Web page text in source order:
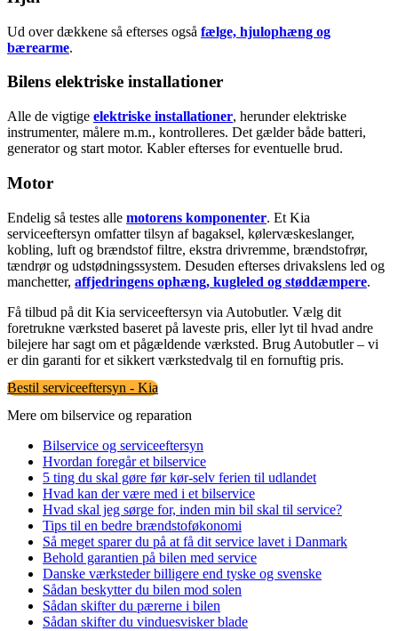
Ud over dækkene så efterses også fælge, hjulophæng og
bærearme.
Bilens elektriske installationer
Alle de vigtige elektriske installationer, herunder elektriske
instrumenter, målere m.m., kontrolleres. Det gælder både batteri,
generator og start motor. Kabler efterses for eventuelle brud.
Motor
Endelig så testes alle motorens komponenter. Et Kia
serviceeftersyn omfatter tilsyn af bagaksel, kølervæskeslanger,
kobling, luft og brændstof filtre, ekstra drivremme, brændstofrør,
tændrør og udstødningssystem. Desuden efterses drivakslens led og
manchetter, affjedringens ophæng, kugleled og støddæmpere.
Få tilbud på dit Kia serviceeftersyn via Autobutler. Vælg dit
foretrukne værksted baseret på laveste pris, eller lyt til hvad andre
bilejere har sagt om et pågældende værksted. Brug Autobutler – vi
er din garanti for et sikkert værkstedvalg til en fornuftig pris.
Bestil serviceeftersyn - Kia
Mere om bilservice og reparation
Bilservice og serviceeftersyn
Hvordan foregår et bilservice
5 ting du skal gøre før kør-selv ferien til udlandet
Hvad kan der være med i et bilservice
Hvad skal jeg sørge for, inden min bil skal til service?
Tips til en bedre brændstoføkonomi
Så meget sparer du på at få dit service lavet i Danmark
Behold garantien på bilen med service
Danske værksteder billigere end tyske og svenske
Sådan beskytter du bilen mod solen
Sådan skifter du pærerne i bilen
Sådan skifter du vinduesvisker blade